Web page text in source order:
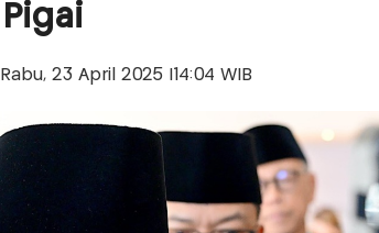
23 April 2025 |14:04 WIB